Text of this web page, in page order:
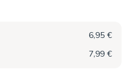
6,95 €
7,99 €